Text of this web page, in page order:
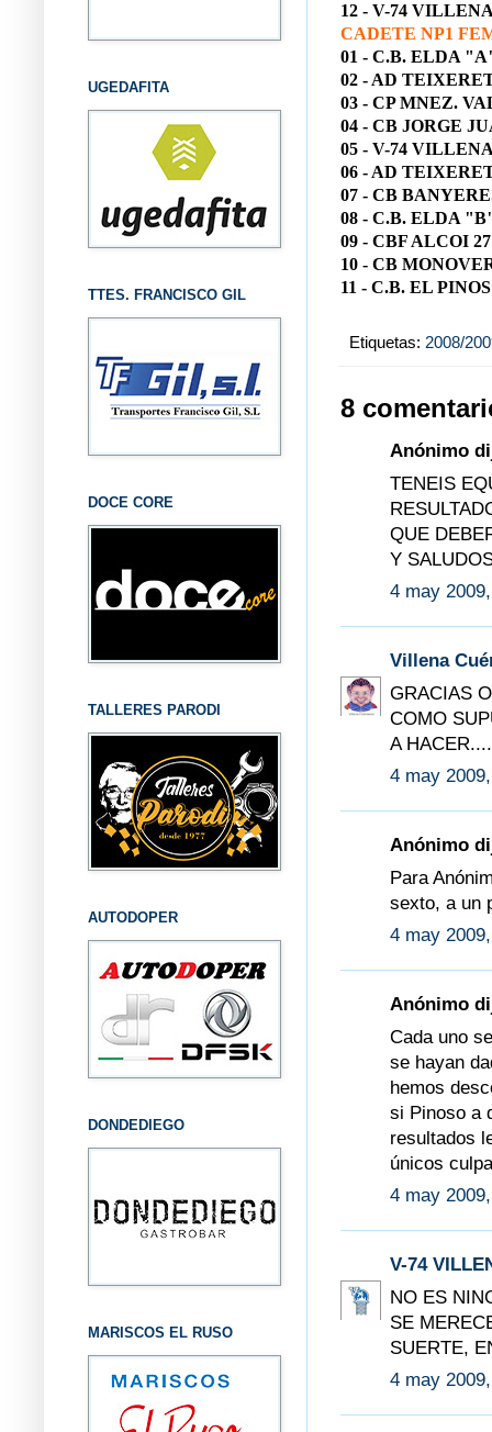
12 - V-74
CADETE NP1
01 - C.B. ELDA
02 - AD
03 - CP MNEZ.
04 - CB JORGE
05 - V-74
06 - AD
07 - CB
08 - C.B. ELDA
09 - CBF ALCOI 27
10 - CB
11 - C.B. EL
Etiquetas: 2008/
8
Anónimo
TENEIS
QUE
Y
4 may
Villena
GRACIAS
COMO
A HACER....
4 may
Anónimo
Para
sexto, a un
4 may
Anónimo
Cada uno
se hayan
hemos
si Pinoso a
resultados
únicos
4 may
V-74
NO ES
SE
SUERTE,
4 may
UGEDAFITA
TTES. FRANCISCO GIL
DOCE CORE
TALLERES PARODI
AUTODOPER
DONDEDIEGO
MARISCOS EL RUSO